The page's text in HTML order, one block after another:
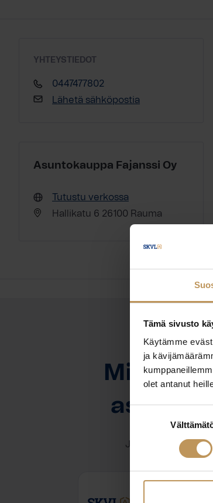
Tämä sivusto
Käytämme
ja
olet antanut
Suostumuksen
YHTEYSTIEDOT
0447477802
Lähetä sähköpostia
Asuntokauppa Fajanssi Oy
Tutustu verkossa
Hallikatu 6 26100 Rauma
OTA
Miten
Jätä yhteystietosi,